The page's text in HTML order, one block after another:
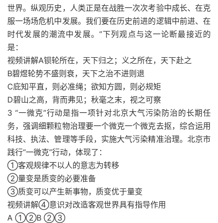
世界。纵观历史，人类正是在战胜一次次考验中成长、在克
服一场场危机中发展。我们要在历史前进的逻辑中前进、在
时代发展的潮流中发展。”下列观点与这一论断最接近的
是：
视频讲解A钡轮所在，天下归之；义之所在，天下赴之
B碧煜轮势不盛则衰，天下之治不进则退
C庇知平直，则必准绳；欲知方圆，则必规矩
D碧山之高，背而弗见；秋毫之末，视之可察
3 “一微克”行动是指一项针对北京大气污染防治的长期任
务，强调细颗粒物治理要一个微克一个微克去抠，综合运用
科技、执法、管理等手段，实施大气污染精准治理。北京市
践行“一微克”行动，体现了：
①客观规律不以人的意志为转移
②量变是质变的必要准备
③质变可以产生新事物，质变优于量变
视频讲解④意识对改造客观世界具有指导作用
A ①②B ②③